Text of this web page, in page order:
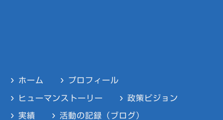
ホーム プロフィール
ヒューマンストーリー 政策ビジョン
実績 活動の記録（ブログ）